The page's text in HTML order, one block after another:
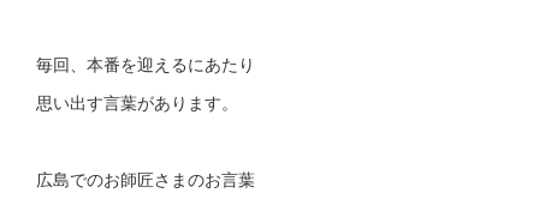
毎回、本番を迎えるにあたり
思い出す言葉があります。
広島でのお師匠さまのお言葉